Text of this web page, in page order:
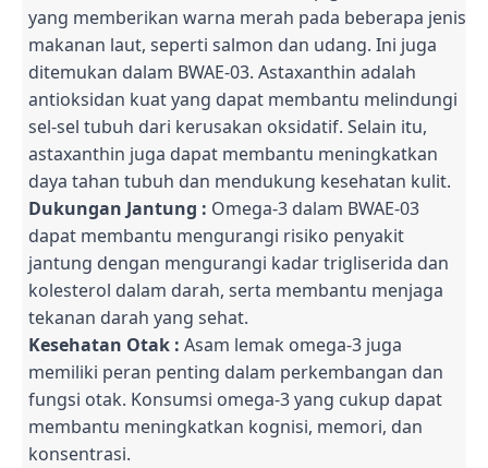
yang memberikan warna merah pada beberapa jenis
makanan laut, seperti salmon dan udang. Ini juga
ditemukan dalam BWAE-03. Astaxanthin adalah
antioksidan kuat yang dapat membantu melindungi
sel-sel tubuh dari kerusakan oksidatif. Selain itu,
astaxanthin juga dapat membantu meningkatkan
daya tahan tubuh dan mendukung kesehatan kulit.
Dukungan Jantung : Omega-3 dalam BWAE-03
dapat membantu mengurangi risiko penyakit
jantung dengan mengurangi kadar trigliserida dan
kolesterol dalam darah, serta membantu menjaga
tekanan darah yang sehat.
Kesehatan Otak : Asam lemak omega-3 juga
memiliki peran penting dalam perkembangan dan
fungsi otak. Konsumsi omega-3 yang cukup dapat
membantu meningkatkan kognisi, memori, dan
konsentrasi.